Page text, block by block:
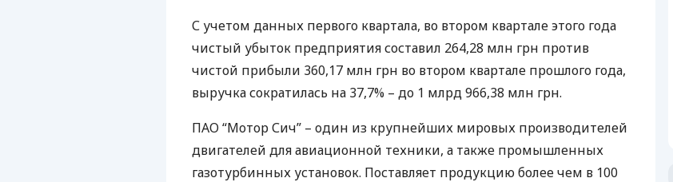
С учетом данных первого квартала, во втором квартале этого года
чистый убыток предприятия составил 264,28 млн грн против
чистой прибыли 360,17 млн грн во втором квартале прошлого года,
выручка сократилась на 37,7% – до 1 млрд 966,38 млн грн.
ПАО “Мотор Сич” – один из крупнейших мировых производителей
двигателей для авиационной техники, а также промышленных
газотурбинных установок. Поставляет продукцию более чем в 100